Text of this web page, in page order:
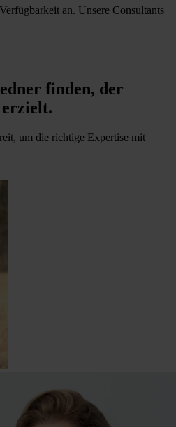
an. Unsere Consultants
finden, der
um die richtige Expertise mit